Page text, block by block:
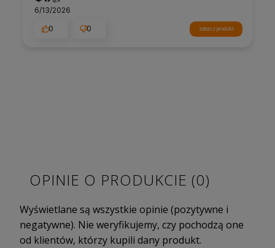
6/13/2026
0
0 zobacz produkt
OPINIE O PRODUKCIE (0)
Wyświetlane są wszystkie opinie (pozytywne i
negatywne). Nie weryfikujemy, czy pochodzą one
od klientów, którzy kupili dany produkt.